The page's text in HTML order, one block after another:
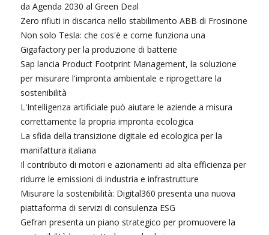
da Agenda 2030 al Green Deal
Zero rifiuti in discarica nello stabilimento ABB di Frosinone
Non solo Tesla: che cos'è e come funziona una
Gigafactory per la produzione di batterie
Sap lancia Product Footprint Management, la soluzione
per misurare l'impronta ambientale e riprogettare la
sostenibilità
L'Intelligenza artificiale può aiutare le aziende a misura
correttamente la propria impronta ecologica
La sfida della transizione digitale ed ecologica per la
manifattura italiana
Il contributo di motori e azionamenti ad alta efficienza per
ridurre le emissioni di industria e infrastrutture
Misurare la sostenibilità: Digital360 presenta una nuova
piattaforma di servizi di consulenza ESG
Gefran presenta un piano strategico per promuovere la